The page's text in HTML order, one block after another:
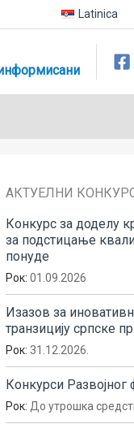
Latinica
АКТУЕЛНИ
Конкурс за доделу
за подстицање
понуде
Рок: 01.09.2026
Изазов за
транзицију српске
Рок: 31.12.2026.
Конкурси
Рок: До утрошка